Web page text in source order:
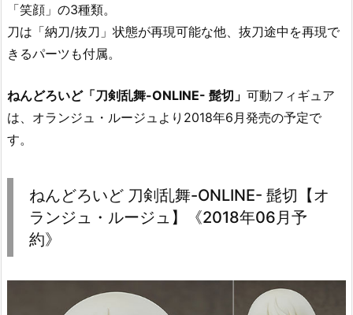
「笑顔」の3種類。
刀は「納刀/抜刀」状態が再現可能な他、抜刀途中を再現で
きるパーツも付属。
ねんどろいど「刀剣乱舞-ONLINE- 髭切」 可動フィギュア
は、オランジュ・ルージュより2018年6月発売の予定で
す。
ねんどろいど 刀剣乱舞-ONLINE- 髭切【オ
ランジュ・ルージュ】《2018年06月予
約》